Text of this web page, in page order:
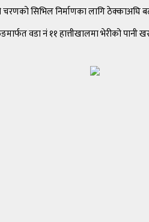
सिभिल निर्माणका लागि ठेक्काअघि
वडा नं ११ हात्तीखालमा भेरीको पानी